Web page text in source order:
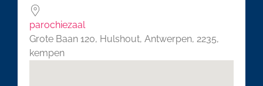
parochiezaal
Grote Baan 120, Hulshout, Antwerpen, 2235,
kempen